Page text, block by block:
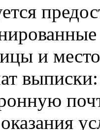
и
выписки: